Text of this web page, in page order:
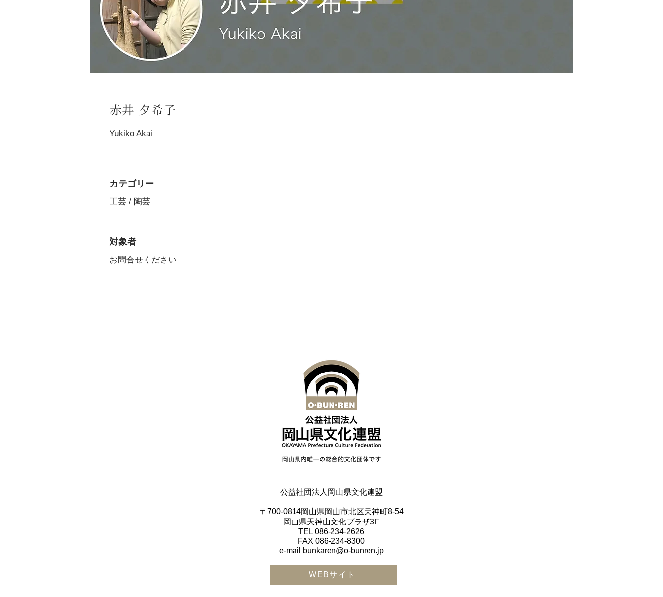
赤井 夕希子
Yukiko Akai
カテゴリー
工芸 / 陶芸
対象者
お問合せください
公益社団法人岡山県文化連盟
〒700-0814岡山県岡山市北区天神町8-54
岡山県天神山文化プラザ3F
TEL 086-234-2626
FAX 086-234-8300
e-mail
bunkaren@o-bunren.jp
WEBサイト